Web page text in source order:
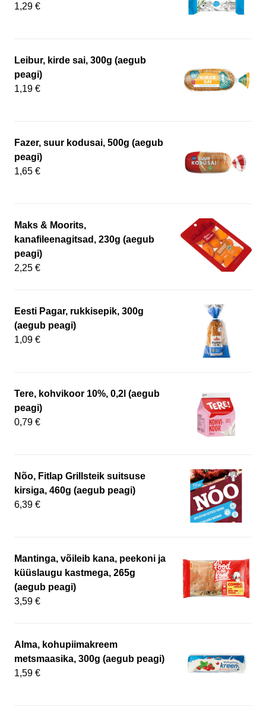
1,29 €
Leibur, kirde sai, 300g (aegub
peagi)
1,19 €
Fazer, suur kodusai, 500g (aegub
peagi)
1,65 €
Maks & Moorits,
kanafileenagitsad, 230g (aegub
peagi)
2,25 €
Eesti Pagar, rukkisepik, 300g
(aegub peagi)
1,09 €
Tere, kohvikoor 10%, 0,2l (aegub
peagi)
0,79 €
Nõo, Fitlap Grillsteik suitsuse
kirsiga, 460g (aegub peagi)
6,39 €
Mantinga, võileib kana, peekoni ja
küüslaugu kastmega, 265g
(aegub peagi)
3,59 €
Alma, kohupiimakreem
metsmaasika, 300g (aegub peagi)
1,59 €